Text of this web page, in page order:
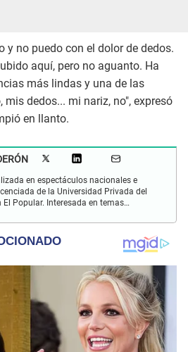
y no puedo con el dolor de dedos.
aquí, pero no aguanto. Ha
más lindas y una de las
mis dedos... mi nariz, no", expresó
en llanto.
en espectáculos nacionales e
de la Universidad Privada del
El Popular. Interesada en temas